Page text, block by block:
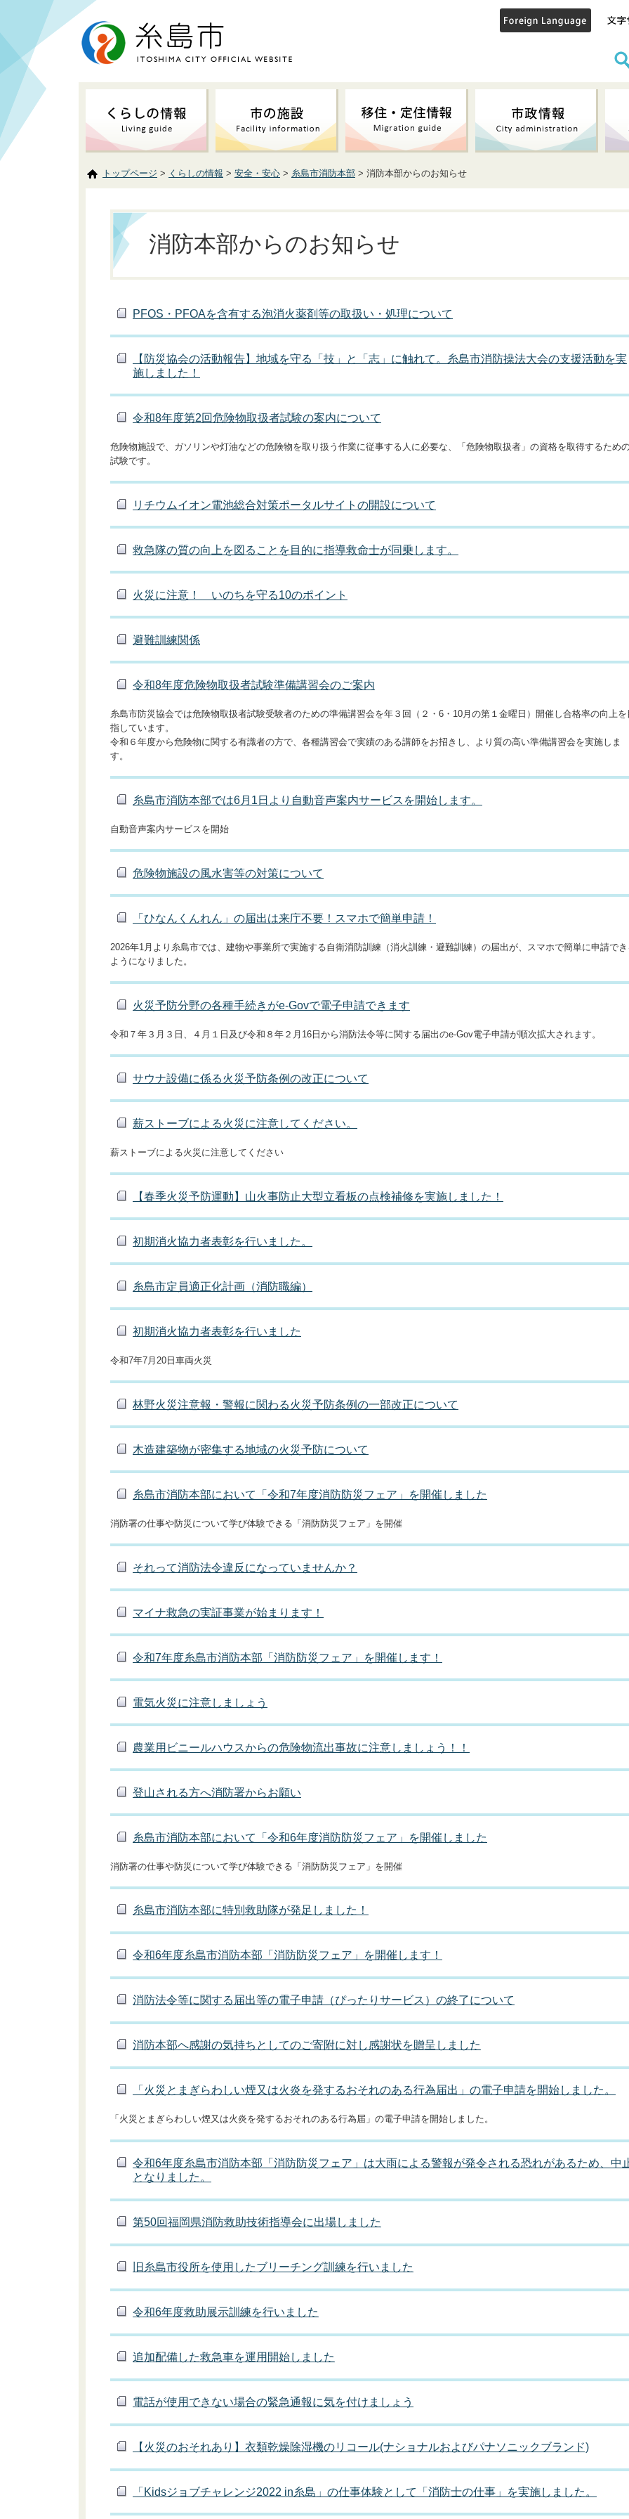
トップページ > くらしの情報 > 安全・安心 > 糸島市消防本部 > 消防本部からのお知らせ
消防本部からのお知らせ
PFOS・PFOAを含有する泡消火薬剤等の取扱い・処理について
【防災協会の活動報告】地域を守る「技」と「志」に触れて。糸島市消防操法大会の支援活動を実
施しました！
令和8年度第2回危険物取扱者試験の案内について
危険物施設で、ガソリンや灯油などの危険物を取り扱う作業に従事する人に必要な、「危険物取扱者」の資格を取得するため
試験です。
リチウムイオン電池総合対策ポータルサイトの開設について
救急隊の質の向上を図ることを目的に指導救命士が同乗します。
火災に注意！ いのちを守る10のポイント
避難訓練関係
令和8年度危険物取扱者試験準備講習会のご案内
糸島市防災協会では危険物取扱者試験受験者のための準備講習会を年３回（２・6・10月の第１金曜日）開催し合格率の向上を
指しています。
令和６年度から危険物に関する有識者の方で、各種講習会で実績のある講師をお招きし、より質の高い準備講習会を実施しま
す。
糸島市消防本部では6月1日より自動音声案内サービスを開始します。
自動音声案内サービスを開始
危険物施設の風水害等の対策について
「ひなんくんれん」の届出は来庁不要！スマホで簡単申請！
2026年1月より糸島市では、建物や事業所で実施する自衛消防訓練（消火訓練・避難訓練）の届出が、スマホで簡単に申請で
ようになりました。
火災予防分野の各種手続きがe-Govで電子申請できます
令和７年３月３日、４月１日及び令和８年２月16日から消防法令等に関する届出のe-Gov電子申請が順次拡大されます。
サウナ設備に係る火災予防条例の改正について
薪ストーブによる火災に注意してください。
薪ストーブによる火災に注意してください
【春季火災予防運動】山火事防止大型立看板の点検補修を実施しました！
初期消火協力者表彰を行いました。
糸島市定員適正化計画（消防職編）
初期消火協力者表彰を行いました
令和7年7月20日車両火災
林野火災注意報・警報に関わる火災予防条例の一部改正について
木造建築物が密集する地域の火災予防について
糸島市消防本部において「令和7年度消防防災フェア」を開催しました
消防署の仕事や防災について学び体験できる「消防防災フェア」を開催
それって消防法令違反になっていませんか？
マイナ救急の実証事業が始まります！
令和7年度糸島市消防本部「消防防災フェア」を開催します！
電気火災に注意しましょう
農業用ビニールハウスからの危険物流出事故に注意しましょう！！
登山される方へ消防署からお願い
糸島市消防本部において「令和6年度消防防災フェア」を開催しました
消防署の仕事や防災について学び体験できる「消防防災フェア」を開催
糸島市消防本部に特別救助隊が発足しました！
令和6年度糸島市消防本部「消防防災フェア」を開催します！
消防法令等に関する届出等の電子申請（ぴったりサービス）の終了について
消防本部へ感謝の気持ちとしてのご寄附に対し感謝状を贈呈しました
「火災とまぎらわしい煙又は火炎を発するおそれのある行為届出」の電子申請を開始しました。
「火災とまぎらわしい煙又は火炎を発するおそれのある行為届」の電子申請を開始しました。
令和6年度糸島市消防本部「消防防災フェア」は大雨による警報が発令される恐れがあるため、中
となりました。
第50回福岡県消防救助技術指導会に出場しました
旧糸島市役所を使用したブリーチング訓練を行いました
令和6年度救助展示訓練を行いました
追加配備した救急車を運用開始しました
電話が使用できない場合の緊急通報に気を付けましょう
【火災のおそれあり】衣類乾燥除湿機のリコール(ナショナルおよびパナソニックブランド)
「Kidsジョブチャレンジ2022 in糸島」の仕事体験として「消防士の仕事」を実施しました。